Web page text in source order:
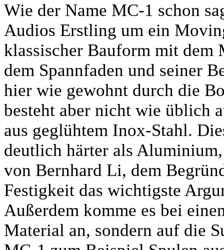
Wie der Name MC-1 schon
Audios Erstling um ein
klassischer Bauform mit dem
dem Spannfaden und seiner
hier wie gewohnt durch die
besteht aber nicht wie üblich
aus geglühtem Inox-Stahl.
deutlich härter als
von Bernhard Li, dem
Festigkeit das wichtigste
Außerdem komme es bei
Material an, sondern auf die